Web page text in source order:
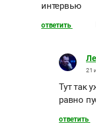
интервью
ответить
21
Тут так
равно
ответить